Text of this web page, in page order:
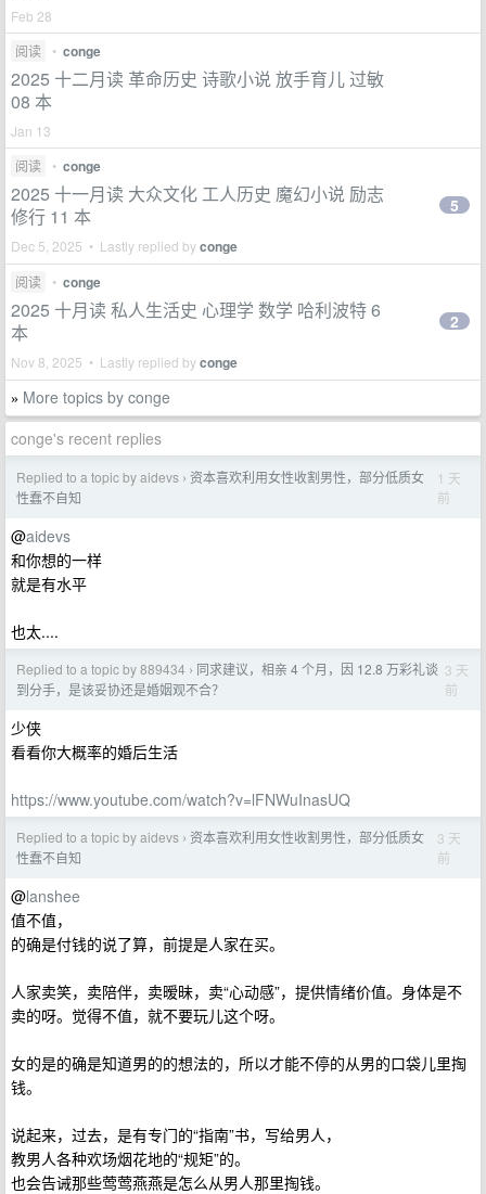
Feb 28
阅读
• conge
2025 十二月读 革命历史 诗歌小说 放手育儿 过敏
08 本
Jan 13
阅读
• conge
2025 十一月读 大众文化 工人历史 魔幻小说 励志
修行 11 本
Dec 5, 2025 • Lastly replied byconge
5
阅读 • conge
2025 十月读 私人生活史 心理学 数学 哈利波特 6
本
Nov 8, 2025 • Lastly replied byconge
2
» More topics by conge
conge's recent replies
Replied to a topic by aidevs › 资本喜欢利用女性收割男性，部分低质女
性蠢不自知
1 天
前
@aidevs
和你想的一样
就是有水平
也太....
Replied to a topic by 889434 › 同求建议，相亲 4 个月，因 12.8 万彩礼谈
到分手，是该妥协还是婚姻观不合？
3 天
前
少侠
看看你大概率的婚后生活
https://www.youtube.com/watch?v=lFNWuInasUQ
Replied to a topic by aidevs › 资本喜欢利用女性收割男性，部分低质女
性蠢不自知
3 天
前
@lanshee
值不值，
的确是付钱的说了算，前提是人家在买。
人家卖笑，卖陪伴，卖暧昧，卖“心动感”，提供情绪价值。身体是不
卖的呀。觉得不值，就不要玩儿这个呀。
女的是的确是知道男的的想法的，所以才能不停的从男的口袋儿里掏
钱。
说起来，过去，是有专门的“指南”书，写给男人，
教男人各种欢场烟花地的“规矩”的。
也会告诫那些莺莺燕燕是怎么从男人那里掏钱。